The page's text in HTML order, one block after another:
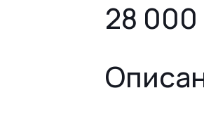
28